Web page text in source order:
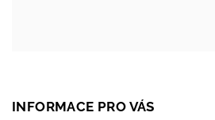
INFORMACE PRO VÁS